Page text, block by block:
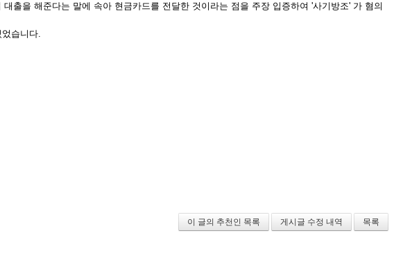
출을 해준다는 말에 속아 현금카드를 전달한 것이라는 점을 주장 입증하여 '사기방조' 가 혐의
습니다.
이 글의 추천인 목록 게시글 수정 내역 목록